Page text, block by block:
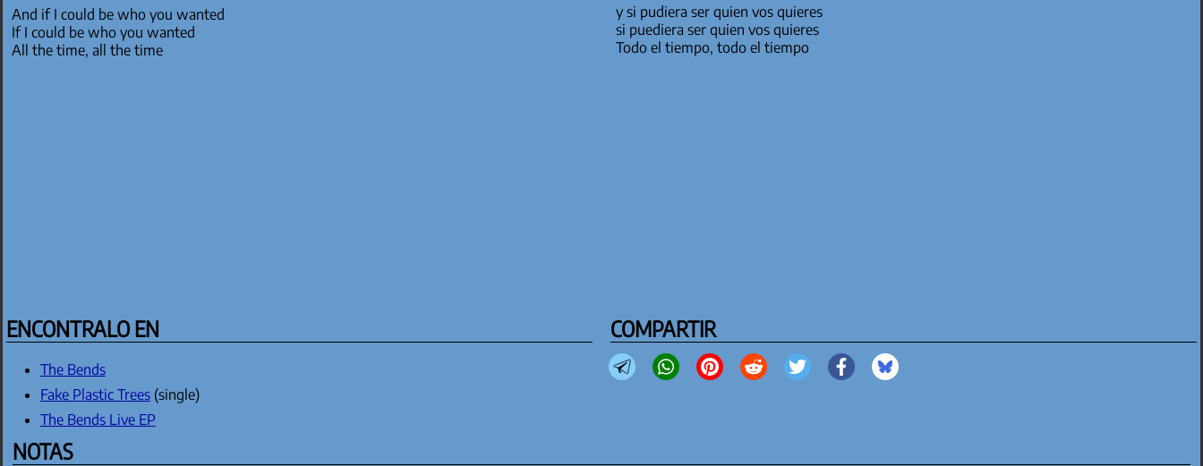
And if I could be who you wanted
If I could be who you wanted
All the time, all the time
y si pudiera ser quien vos quieres
si puediera ser quien vos quieres
Todo el tiempo, todo el tiempo
ENCONTRALO EN
The Bends
Fake Plastic Trees(single)
The Bends Live EP
COMPARTIR
NOTAS